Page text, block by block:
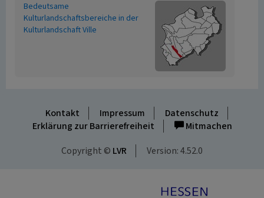
Bedeutsame
Kulturlandschaftsbereiche in der
Kulturlandschaft Ville
Kontakt Impressum
Datenschutz
Erklärung zur Barrierefreiheit
Mitmachen
Copyright © LVR Version: 4.52.0